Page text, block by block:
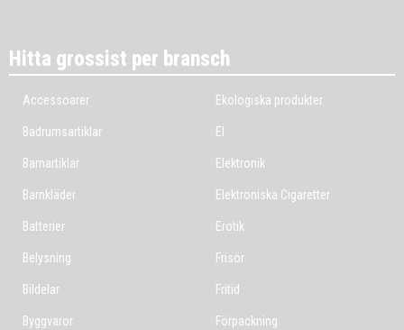
Hitta grossist per bransch
Accessoarer
Badrumsartiklar
Barnartiklar
Barnkläder
Batterier
Belysning
Bildelar
Byggvaror
Ekologiska produkter
El
Elektronik
Elektroniska Cigaretter
Erotik
Frisör
Fritid
Förpackning